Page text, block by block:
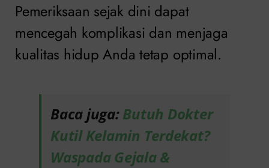
Pemeriksaan sejak dini dapat
mencegah komplikasi dan menjaga
kualitas hidup Anda tetap optimal.
Baca juga:Butuh Dokter
Kutil Kelamin Terdekat?
Waspada Gejala &